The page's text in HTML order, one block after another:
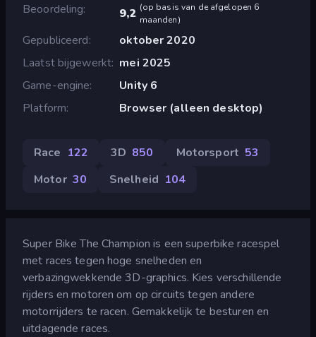
Beoordeling
9,2 (op basis van de afgelopen 6
maanden)
Gepubliceerd
oktober 2020
Laatst bijgewerkt mei 2025
Game-engine
Unity 6
Platform
Browser (alleen desktop)
Race 122 3D 850 Motorsport 53
Motor 30 Snelheid 104
Super Bike The Champion is een superbike racespel
met races tegen hoge snelheden en
verbazingwekkende 3D-graphics. Kies verschillende
rijders en motoren om op circuits tegen andere
motorrijders te racen. Gemakkelijk te besturen en
uitdagende races.